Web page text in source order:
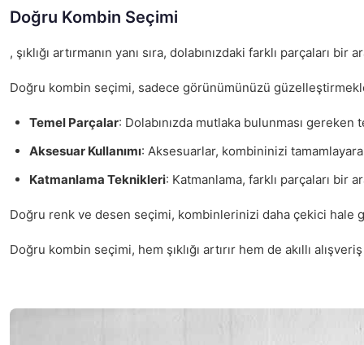
Doğru Kombin Seçimi
, şıklığı artırmanın yanı sıra, dolabınızdaki farklı
Doğru kombin seçimi, sadece görünümünüzü
Temel Parçalar: Dolabınızda mutlaka bulunması
Aksesuar Kullanımı: Aksesuarlar, kombininizi
Katmanlama Teknikleri: Katmanlama, farklı parçaları bir
Doğru renk ve desen seçimi, kombinlerinizi daha çekici hale
Doğru kombin seçimi, hem şıklığı artırır hem de akıllı